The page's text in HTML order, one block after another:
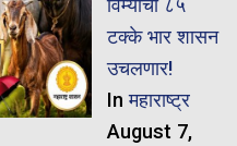
टक्के भार शासन
उचलणार!
Inमहाराष्ट्र
August 7,